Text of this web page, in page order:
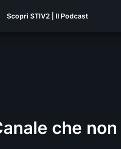
Scopri STIV2 | Il Podcast
che